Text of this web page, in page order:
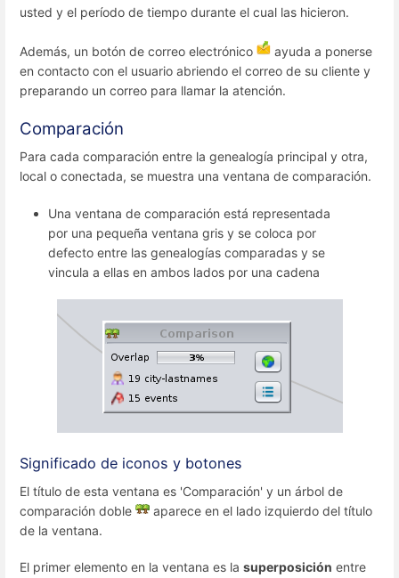
usted y el período de tiempo durante el cual las hicieron.
Además, un botón de correo electrónico
ayuda a ponerse
en contacto con el usuario abriendo el correo de su cliente y
preparando un correo para llamar la atención.
Comparación
Para cada comparación entre la genealogía principal y otra,
local o conectada, se muestra una ventana de comparación.
Una ventana de comparación está representada
por una pequeña ventana gris y se coloca por
defecto entre las genealogías comparadas y se
vincula a ellas en ambos lados por una cadena
Significado de iconos y botones
El título de esta ventana es 'Comparación' y un árbol de
comparación doble
aparece en el lado izquierdo del título
de la ventana.
El primer elemento en la ventana es la superposición entre